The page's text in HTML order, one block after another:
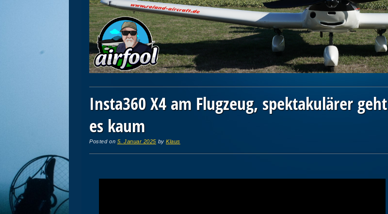
Insta360 X4 am Flugzeug, spektakulärer geht
es kaum
Posted on 5. Januar 2025 byKlaus